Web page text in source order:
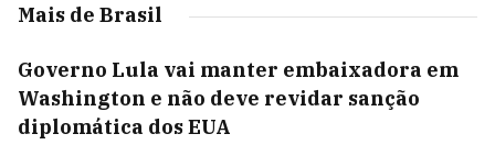
Mais de Brasil
Governo Lula vai manter embaixadora em
Washington e não deve revidar sanção
diplomática dos EUA